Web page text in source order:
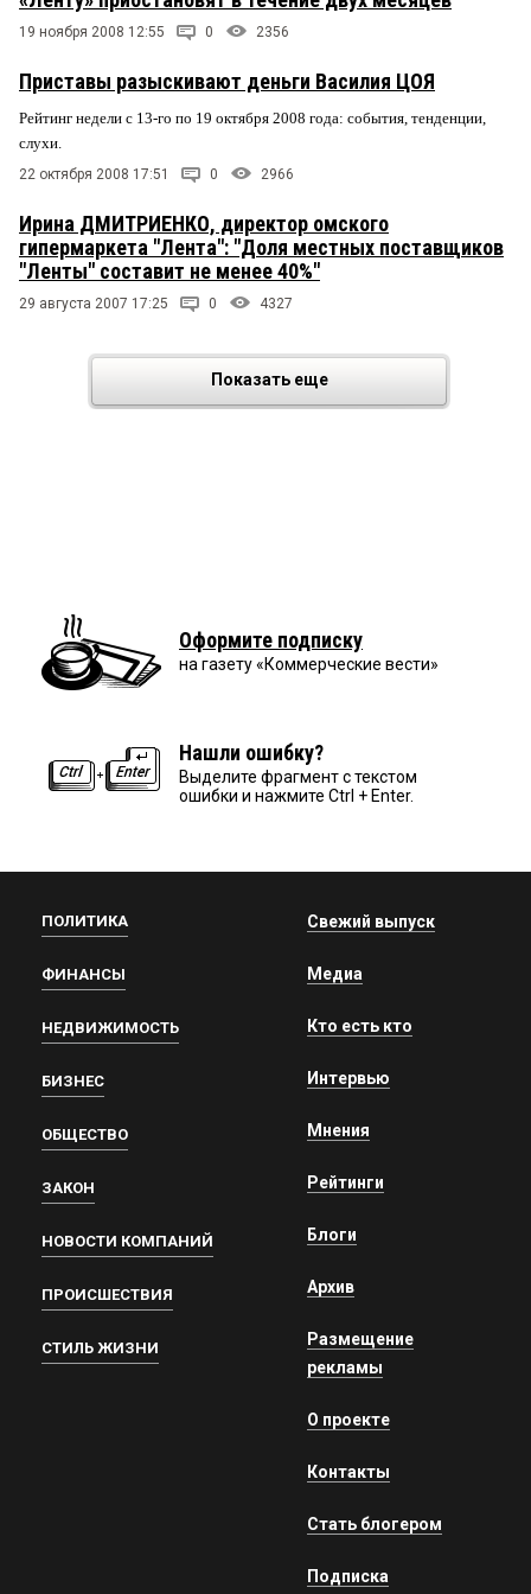
19 ноября 2008 12:55 0 2356
Приставы разыскивают деньги Василия ЦОЯ
Рейтинг недели с 13-го по 19 октября 2008 года: события, тенденции,
слухи.
22 октября 2008 17:51 0 2966
Ирина ДМИТРИЕНКО, директор омского
гипермаркета "Лента": "Доля местных поставщиков
"Ленты" составит не менее 40%"
29 августа 2007 17:25 0 4327
Показать еще
Оформите подписку
на газету «Коммерческие вести»
Нашли ошибку?
Выделите фрагмент с текстом
ошибки и нажмите Ctrl + Enter.
ПОЛИТИКА
ФИНАНСЫ
НЕДВИЖИМОСТЬ
БИЗНЕС
ОБЩЕСТВО
ЗАКОН
НОВОСТИ КОМПАНИЙ
ПРОИСШЕСТВИЯ
СТИЛЬ ЖИЗНИ
Свежий выпуск
Медиа
Кто есть кто
Интервью
Мнения
Рейтинги
Блоги
Архив
Размещение
рекламы
О проекте
Контакты
Стать блогером
Подписка